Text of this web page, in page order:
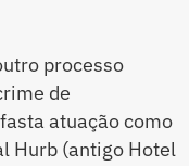
processo
de
atuação como
Hurb (antigo Hotel